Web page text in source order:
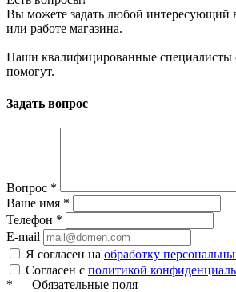
Вы можете задать любой интересующий
или работе магазина.
Наши квалифицированные специалисты
помогут.
Задать вопрос
Вопрос *
Ваше имя *
Телефон *
E-mail
Я согласен на обработку
Согласен с политикой
* — Обязательные поля